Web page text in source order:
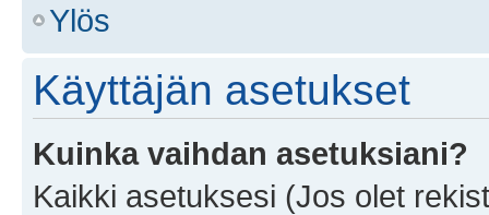
Ylös
Käyttäjän asetukset
Kuinka vaihdan asetuksiani?
Kaikki asetuksesi (Jos olet